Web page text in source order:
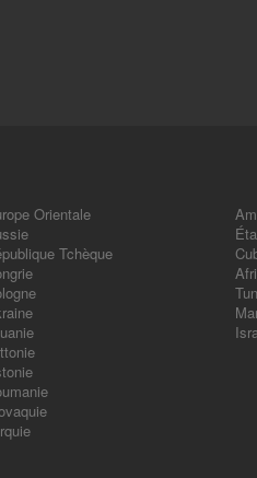
Orientale
Tchèque